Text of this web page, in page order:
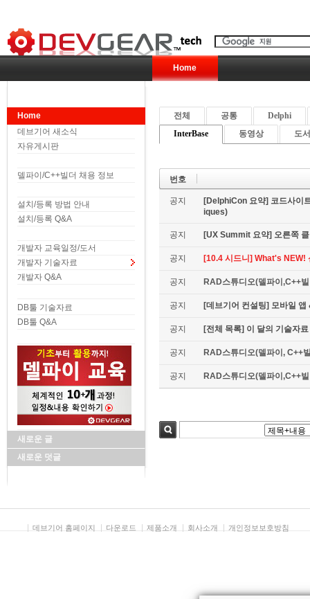
Home
Home
데브기어 새소식
자유게시판
델파이/C++빌더 채용 정보
설치/등록 방법 안내
설치/등록 Q&A
개발자 교육일정/도서
개발자 기술자료
개발자 Q&A
DB툴 기술자료
DB툴 Q&A
새로운 글
새로운 덧글
전체 공통
Delphi
InterBase
동영상 도
번호
공지
[DelphiCon 요약] 코드사이
iques)
공지 [UX Summit 요약] 오른쪽
공지 [10.4 시드니] What's NEW!
공지 RAD스튜디오(델파이,C++
공지 [데브기어 컨설팅] 모바일
공지 [전체 목록] 이 달의 기술자
공지 RAD스튜디오(델파이, C++
공지 RAD스튜디오(델파이,C++
데브기어 홈페이지 다운로드 제품소개 회사소개 개인정보보호방침